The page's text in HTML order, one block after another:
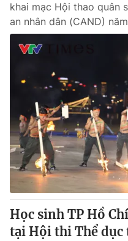
Pháp luật
Y tế
Thế giới
Tin tức
Thế giới đó đây
Câu chuyện quốc tế
Kinh tế
Tài chính
Thị trường
Góc doanh nghiệp
Dữ liệu và đời sống
Truyền hình
Phim VTV
Giải trí
khai mạc Hội thao quân
an nhân dân (CAND)
Học sinh TP Hồ
tại Hội thi Thể dục